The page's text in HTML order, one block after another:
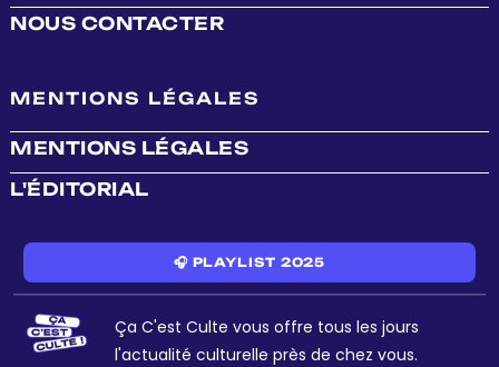
NOUS CONTACTER
MENTIONS LÉGALES
MENTIONS LÉGALES
L'ÉDITORIAL
🎧 PLAYLIST 2025
Ça C'est Culte vous offre tous les jours
l'actualité culturelle près de chez vous.